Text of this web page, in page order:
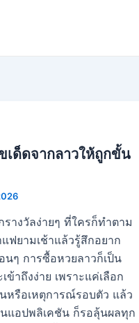
เด็ดจากลาวให้ถูกขั้น
างวัลง่ายๆ ที่ใครก็ทำตาม
ฟยามเช้าแล้วรู้สึกอยาก
นๆ การซื้อหวยลาวก็เป็น
ข้าถึงง่าย เพราะแค่เลือก
หรือเหตุการณ์รอบตัว แล้ว
นแอปพลิเคชัน ก็รอลุ้นผลทุก